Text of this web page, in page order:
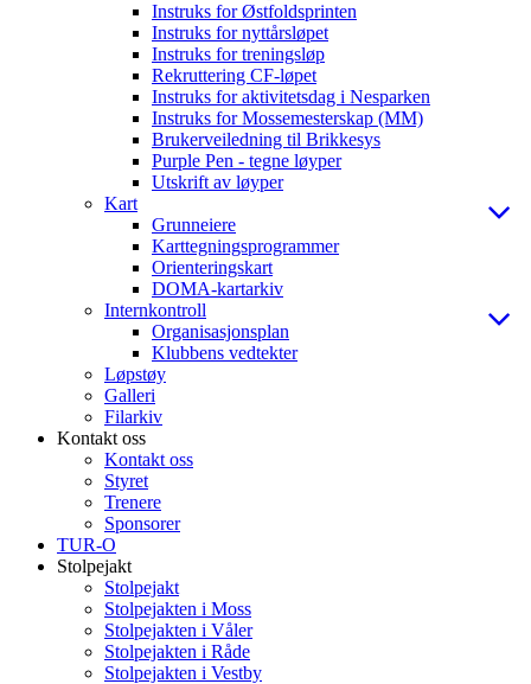
Instruks for Østfoldsprinten
Instruks for nyttårsløpet
Instruks for treningsløp
Rekruttering CF-løpet
Instruks for aktivitetsdag i Nesparken
Instruks for Mossemesterskap (MM)
Brukerveiledning til Brikkesys
Purple Pen - tegne løyper
Utskrift av løyper
Kart
Grunneiere
Karttegningsprogrammer
Orienteringskart
DOMA-kartarkiv
Internkontroll
Organisasjonsplan
Klubbens vedtekter
Løpstøy
Galleri
Filarkiv
Kontakt oss
Kontakt oss
Styret
Trenere
Sponsorer
TUR-O
Stolpejakt
Stolpejakt
Stolpejakten i Moss
Stolpejakten i Våler
Stolpejakten i Råde
Stolpejakten i Vestby